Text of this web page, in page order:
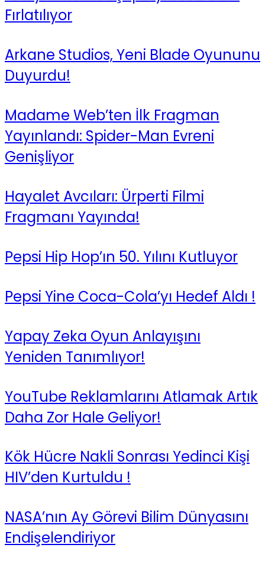
Fırlatılıyor
Arkane Studios, Yeni Blade Oyununu
Duyurdu!
Madame Web’ten İlk Fragman
Yayınlandı: Spider-Man Evreni
Genişliyor
Hayalet Avcıları: Ürperti Filmi
Fragmanı Yayında!
Pepsi Hip Hop’ın 50. Yılını Kutluyor
Pepsi Yine Coca-Cola’yı Hedef Aldı !
Yapay Zeka Oyun Anlayışını
Yeniden Tanımlıyor!
YouTube Reklamlarını Atlamak Artık
Daha Zor Hale Geliyor!
Kök Hücre Nakli Sonrası Yedinci Kişi
HIV’den Kurtuldu !
NASA’nın Ay Görevi Bilim Dünyasını
Endişelendiriyor